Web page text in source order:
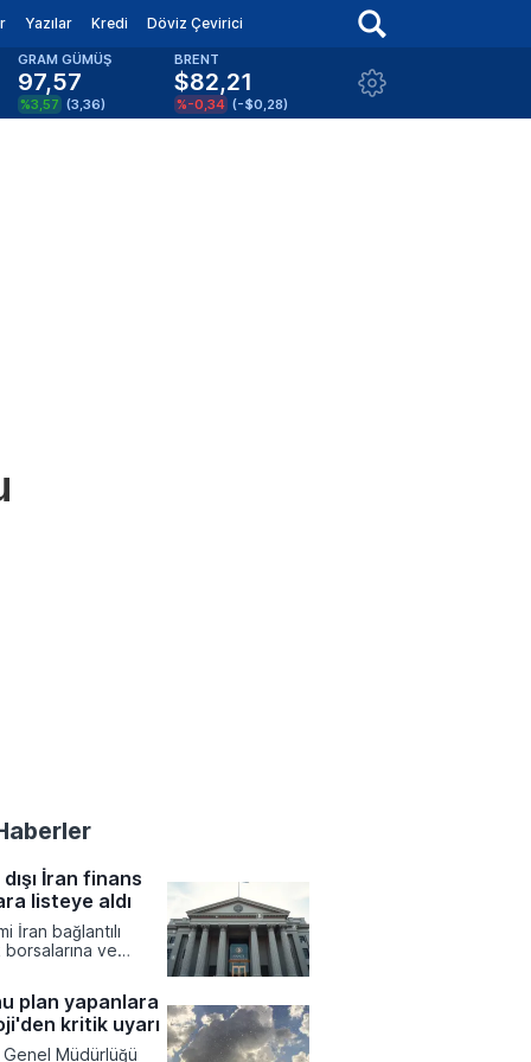
Yazılar Kredi Döviz Çevirici
GRAM GÜMÜŞ
97,57
%3,57 (3,36)
BRENT
$82,21
%-0,34 (-$0,28)
İran finans
listeye aldı
İran bağlantılı
ve
uygulama kararı
yönetiminin finansal
plan yapanlara
kritik uyarı
Müdürlüğü